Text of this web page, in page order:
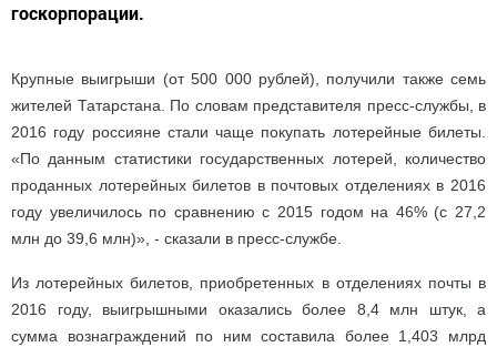
госкорпорации.
Крупные выигрыши (от 500 000 рублей), получили также семь
жителей Татарстана. По словам представителя пресс-службы, в
2016 году россияне стали чаще покупать лотерейные билеты.
«По данным статистики государственных лотерей, количество
проданных лотерейных билетов в почтовых отделениях в 2016
году увеличилось по сравнению с 2015 годом на 46% (с 27,2
млн до 39,6 млн)», - сказали в пресс-службе.
Из лотерейных билетов, приобретенных в отделениях почты в
2016 году, выигрышными оказались более 8,4 млн штук, а
сумма вознаграждений по ним составила более 1,403 млрд